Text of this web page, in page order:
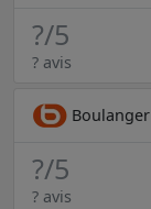
?/5
? avis
Boulanger
?/5
? avis